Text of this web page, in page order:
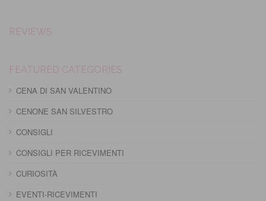
REVIEWS
FEATURED CATEGORIES
CENA DI SAN VALENTINO
CENONE SAN SILVESTRO
CONSIGLI
CONSIGLI PER RICEVIMENTI
CURIOSITÀ
EVENTI-RICEVIMENTI